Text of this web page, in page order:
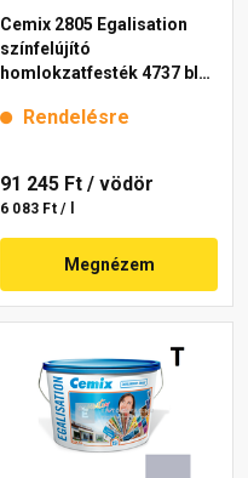
Cemix 2805 Egalisation
színfelújító
homlokzatfesték 4737 blue
Rendelésre
91 245 Ft / vödör
6 083 Ft / l
Megnézem